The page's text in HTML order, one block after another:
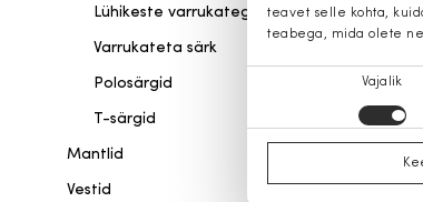
teavet selle kohta,
teabega, mida olete
Vajalik
Lühikeste varrukatega särk
Varrukateta särk
Polosärgid
T-särgid
Mantlid
Vestid